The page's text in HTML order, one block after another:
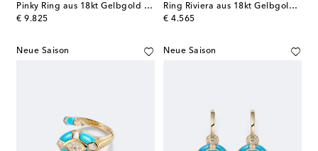
Pinky Ring aus 18kt Gelbgold mit Diamanten
€ 9.825
original price
Ring Riviera aus 18kt Gelbgold mit Diamanten und Türkisen
€ 4.565
original price
Neue Saison Neue Saison